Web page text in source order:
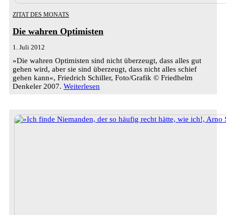
ZITAT DES MONATS
Die wahren Optimisten
1. Juli 2012
»Die wahren Optimisten sind nicht überzeugt, dass alles gut
gehen wird, aber sie sind überzeugt, dass nicht alles schief
gehen kann«, Friedrich Schiller, Foto/Grafik © Friedhelm
Denkeler 2007. Weiterlesen